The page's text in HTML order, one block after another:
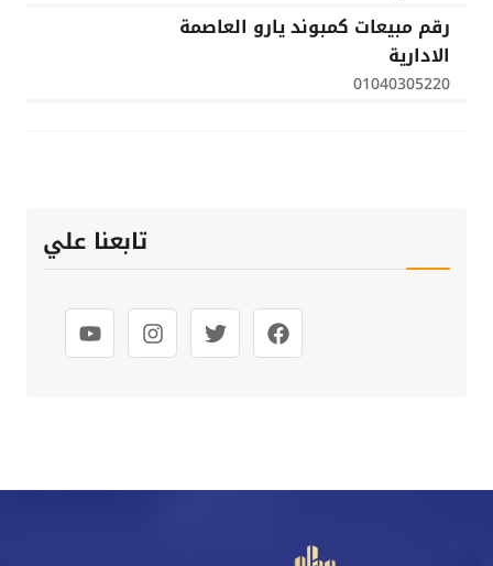
رقم مبيعات كمبوند يارو العاصمة
الادارية
01040305220
تابعنا علي